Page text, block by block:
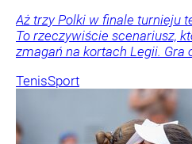
Aż trzy Polki w finale turnieju
To rzeczywiście scenariusz,
zmagań na kortach Legii. Gra
TenisSport